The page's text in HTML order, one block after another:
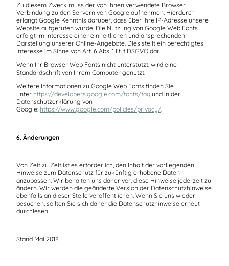
Zu diesem Zweck muss der von Ihnen verwendete Browser
Verbindung zu den Servern von Google aufnehmen. Hierdurch
erlangt Google Kenntnis darüber, dass über Ihre IP-Adresse unsere
Website aufgerufen wurde. Die Nutzung von Google Web Fonts
erfolgt im Interesse einer einheitlichen und ansprechenden
Darstellung unserer Online-Angebote. Dies stellt ein berechtigtes
Interesse im Sinne von Art. 6 Abs. 1 lit. f DSGVO dar.
Wenn Ihr Browser Web Fonts nicht unterstützt, wird eine
Standardschrift von Ihrem Computer genutzt.
Weitere Informationen zu Google Web Fonts finden Sie
unter https://developers.google.com/fonts/faq und in der
Datenschutzerklärung von
Google: https://www.google.com/policies/privacy/.
6. Änderungen
Von Zeit zu Zeit ist es erforderlich, den Inhalt der vorliegenden
Hinweise zum Datenschutz für zukünftig erhobene Daten
anzupassen. Wir behalten uns daher vor, diese Hinweise jederzeit zu
ändern. Wir werden die geänderte Version der Datenschutzhinweise
ebenfalls an dieser Stelle veröffentlichen. Wenn Sie uns wieder
besuchen, sollten Sie sich daher die Datenschutzhinweise erneut
durchlesen.
Stand Mai 2018